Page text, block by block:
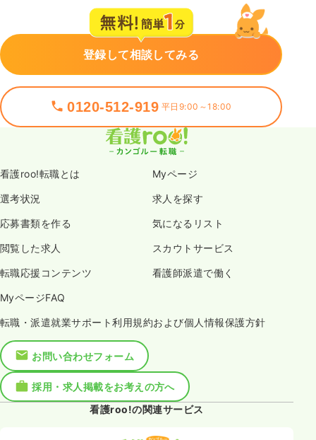
登録して相談してみる
0120-512-919 平日9:00～18:00
看護roo!転職とは Myページ
選考状況 求人を探す
応募書類を作る 気になるリスト
閲覧した求人 スカウトサービス
転職応援コンテンツ 看護師派遣で働く
MyページFAQ
転職・派遣就業サポート利用規約および個人情報保護方針
お問い合わせフォーム
採用・求人掲載をお考えの方へ
看護roo!の関連サービス